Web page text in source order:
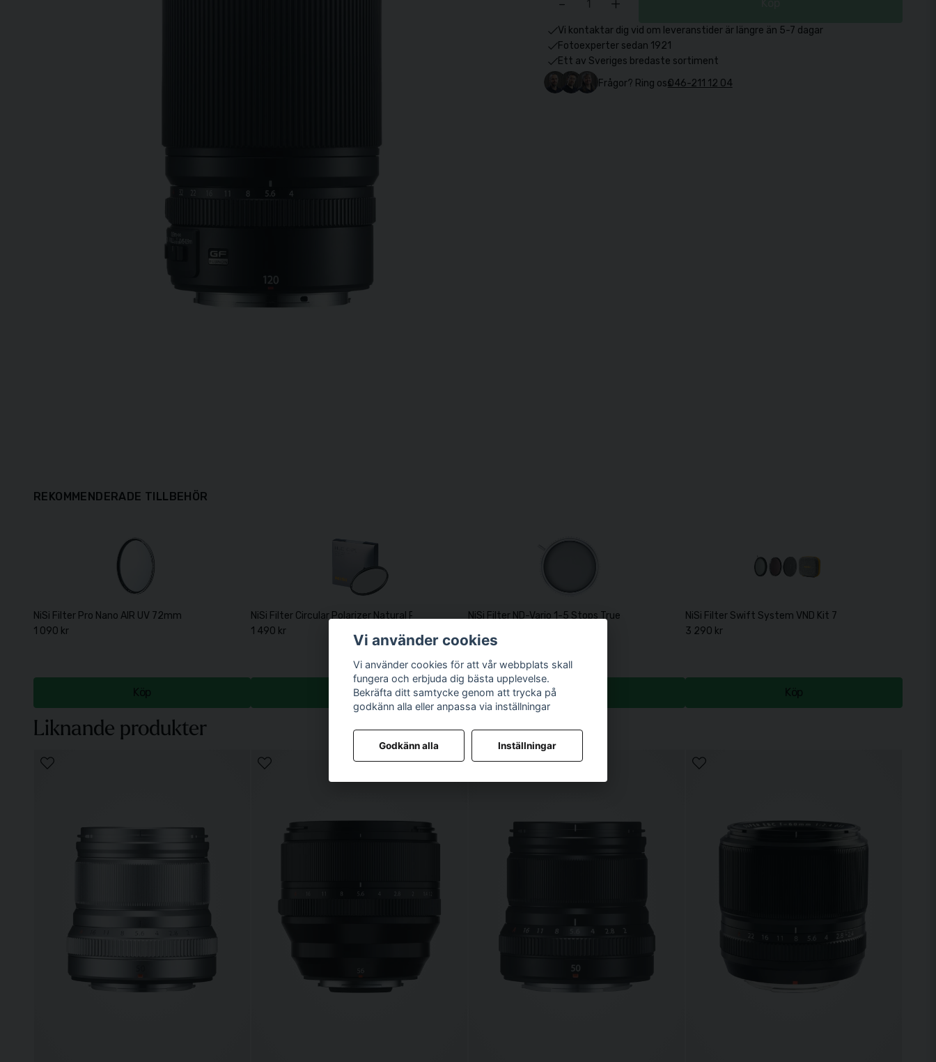
Vi kontaktar dig vid om leveranstider är längre än 5-7 dagar
Fotoexperter sedan 1921
Ett av Sveriges bredaste sortiment
Frågor? Ring oss046-211 12 04
Liknande produkter
REKOMMENDERADE TILLBEHÖR
NiSi Filter Pro Nano AIR UV 72mm
1 090 kr
Köp
NiSi Filter Circular Polarizer Natural Pro Nano 72mm
1 490 kr
Köp
NiSi Filter ND-Vario 1-5 Stops True Color 72mm
NiSi Filter Swift System VND Kit 72mm
3 290 kr
Köp
Vi använder cookies
Vi använder cookies för att vår webbplats skall
fungera och erbjuda dig bästa upplevelse.
Bekräfta ditt samtycke genom att trycka på
godkänn alla eller anpassa via inställningar
Godkänn alla Inställningar